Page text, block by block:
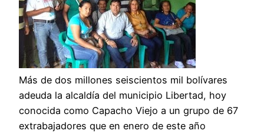
Más de dos millones seiscientos mil bolívares
adeuda la alcaldía del municipio Libertad, hoy
conocida como Capacho Viejo a un grupo de 67
extrabajadores que en enero de este año